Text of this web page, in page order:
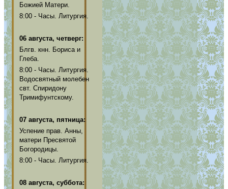
Божией Матери.
8:00 - Часы. Литургия.
06 августа, четверг:
Блгв. кнн. Бориса и
Глеба.
8:00 - Часы. Литургия.
Водосвятный молебен
свт. Спиридону
Тримифунтскому.
07 августа, пятница:
Успение прав. Анны,
матери Пресвятой
Богородицы.
8:00 - Часы. Литургия.
08 августа, суббота: